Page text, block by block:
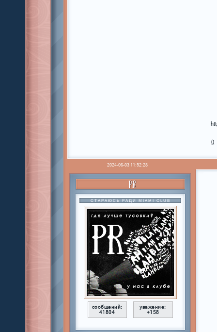
0
2024-06-03 11:52:28
PR
СТАРАЮСЬ РАДИ MIAMI CLUB
сообщений:
41804
уважение:
+158